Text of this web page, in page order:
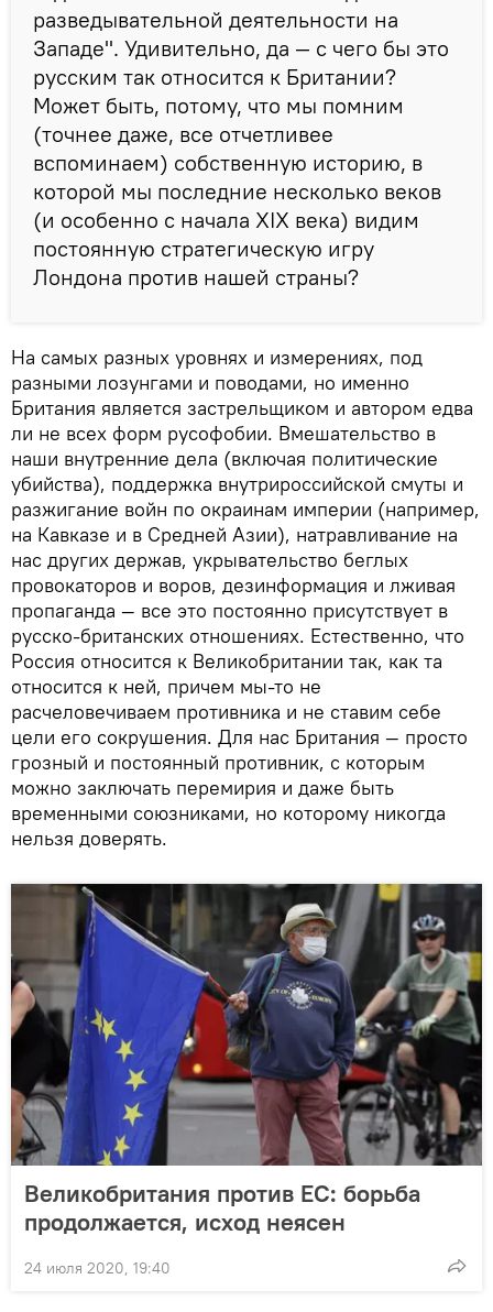
разведывательной деятельности на
Западе". Удивительно, да — с чего бы это
русским так относится к Британии?
Может быть, потому, что мы помним
(точнее даже, все отчетливее
вспоминаем) собственную историю, в
которой мы последние несколько веков
(и особенно с начала XIX века) видим
постоянную стратегическую игру
Лондона против нашей страны?
На самых разных уровнях и измерениях, под
разными лозунгами и поводами, но именно
Британия является застрельщиком и автором едва
ли не всех форм русофобии. Вмешательство в
наши внутренние дела (включая политические
убийства), поддержка внутрироссийской смуты и
разжигание войн по окраинам империи (например,
на Кавказе и в Средней Азии), натравливание на
нас других держав, укрывательство беглых
провокаторов и воров, дезинформация и лживая
пропаганда — все это постоянно присутствует в
русско-британских отношениях. Естественно, что
Россия относится к Великобритании так, как та
относится к ней, причем мы-то не
расчеловечиваем противника и не ставим себе
цели его сокрушения. Для нас Британия — просто
грозный и постоянный противник, с которым
можно заключать перемирия и даже быть
временными союзниками, но которому никогда
нельзя доверять.
Великобритания против ЕС: борьба
продолжается, исход неясен
24 июля 2020, 19:40